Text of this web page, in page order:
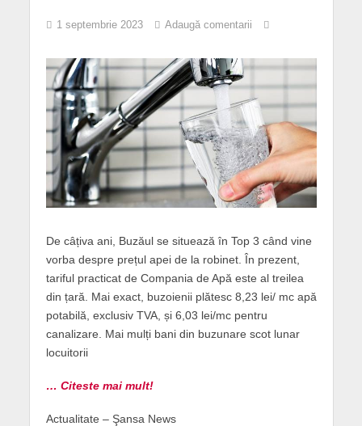
1 septembrie 2023 Adaugă comentarii
De câțiva ani, Buzăul se situează în Top 3 când vine
vorba despre prețul apei de la robinet. În prezent,
tariful practicat de Compania de Apă este al treilea
din țară. Mai exact, buzoienii plătesc 8,23 lei/ mc apă
potabilă, exclusiv TVA, și 6,03 lei/mc pentru
canalizare. Mai mulți bani din buzunare scot lunar
locuitorii
… Citeste mai mult!
Actualitate – Şansa News